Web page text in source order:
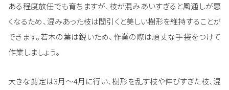
ある程度放任でも育ちますが、枝が混みあいすぎると風通しが悪
くなるため、混みあった枝は間引くと美しい樹形を維持することが
できます。若木の葉は鋭いため、作業の際は頑丈な手袋をつけて
作業しましょう。
大きな剪定は3月～4月に行い、樹形を乱す枝や伸びすぎた枝、混